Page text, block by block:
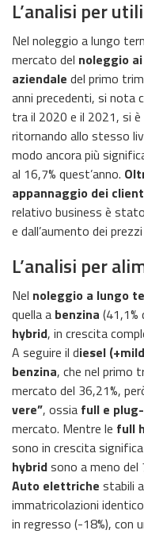
L’analisi per
Nel noleggio a lungo
mercato del noleggio
aziendale del primo
anni precedenti, si nota
tra il 2020 e il 2021, si
ritornando allo stesso
modo ancora più
al 16,7% quest’anno.
appannaggio dei
relativo business è
e dall’aumento dei
L’analisi per
Nel noleggio a lungo
quella a benzina (41,1%
hybrid, in crescita
A seguire il diesel
benzina, che nel primo
mercato del 36,21%,
vere”, ossia full e
mercato. Mentre le full
sono in crescita
hybridsono a meno del
Auto elettriche stabili
immatricolazioni
in regresso (-18%), con